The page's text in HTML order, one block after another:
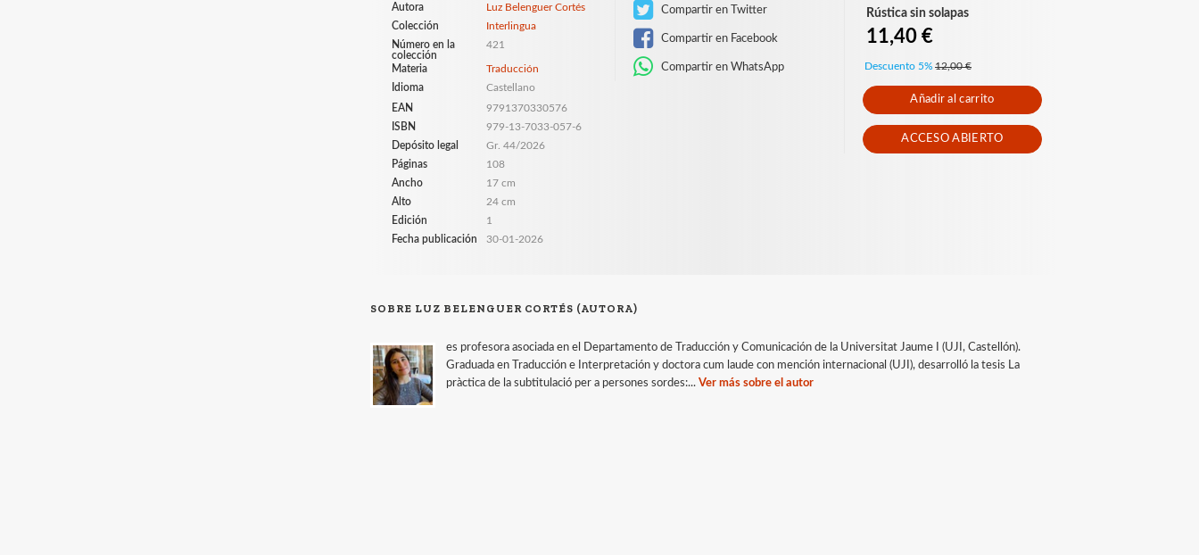
Autora
Luz Belenguer Cortés
Colección
Interlingua
Número en la
colección
421
Materia
Traducción
Idioma
Castellano
EAN
9791370330576
ISBN
979-13-7033-057-6
Depósito legal
Gr. 44/2026
Páginas
108
Ancho
17 cm
Alto
24 cm
Edición
1
Fecha publicación
30-01-2026
Compartir en Twitter
Compartir en Facebook
Compartir en WhatsApp
Rústica sin solapas
11,40 €
Descuento 5% 12,00 €
Añadir al carrito
ACCESO ABIERTO
SOBRE LUZ BELENGUER CORTÉS (AUTORA)
es profesora asociada en el Departamento de Traducción y Comunicación de la Universitat Jaume I (UJI, Castellón).
Graduada en Traducción e Interpretación y doctora cum laude con mención internacional (UJI), desarrolló la tesis La
pràctica de la subtitulació per a persones sordes:...Ver más sobre el autor